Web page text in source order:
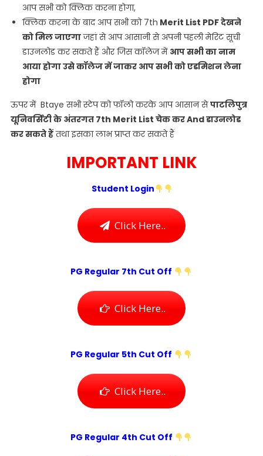
आप सभी को क्लिक करना होगा,
क्लिक करना के बाद आप सभी को 7th Merit List PDF देखने
को मिल जाएगाजहां से आप आसानी से अपनी पहली मेरिट सूची
डाउनलोड कर सकते हैं और जिस कॉलेज में आप सभी का नाम
आया होगा उसे कॉलेज में जाकर आप सभी को एडमिशन लेना
होगा
ऊपर में Btaye सभी स्टेप को फॉलो करके आप आसान सेपाटलिपुत्र
यूनिवर्सिटी के अंतरगत 7th Merit List चेक कर And डाउनलोड
कर सकते हैंतथा इसका लाभ प्राप्त कर सकते हैं
IMPORTANT LINK
Student Login
Click Here..
PG Regular 7th Cut Off
Click Here..
PG Regular 5th Cut Off
Click Here..
PG Regular 4th Cut Off